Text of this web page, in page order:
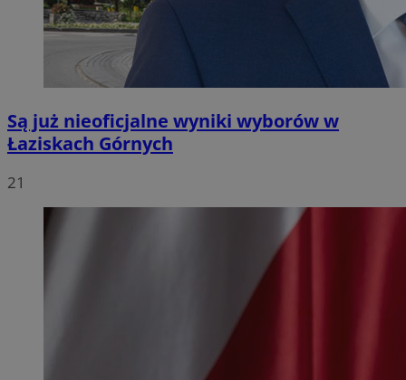
Są już nieoficjalne wyniki wyborów w
Łaziskach Górnych
21